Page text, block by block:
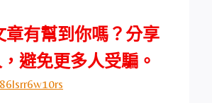
章有幫到你嗎？分享
避免更多人受騙。